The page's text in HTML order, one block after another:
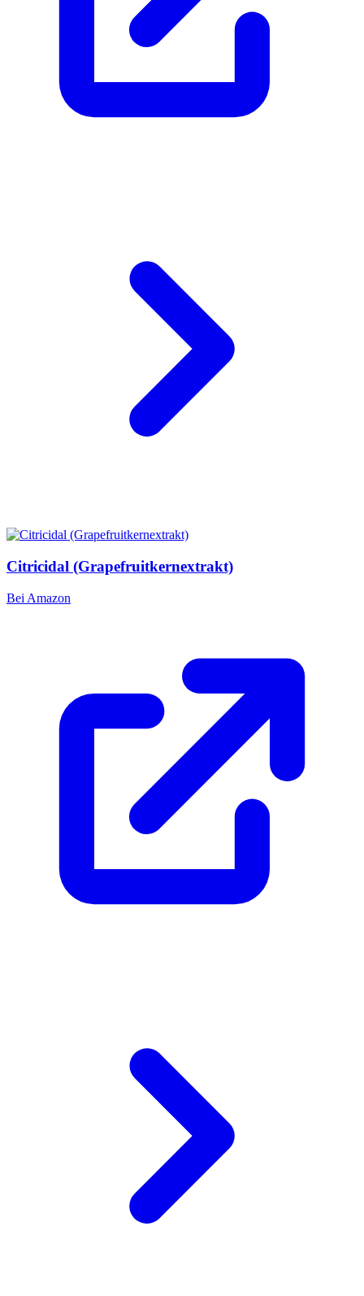
Citricidal (Grapefruitkernextrakt)
Bei Amazon